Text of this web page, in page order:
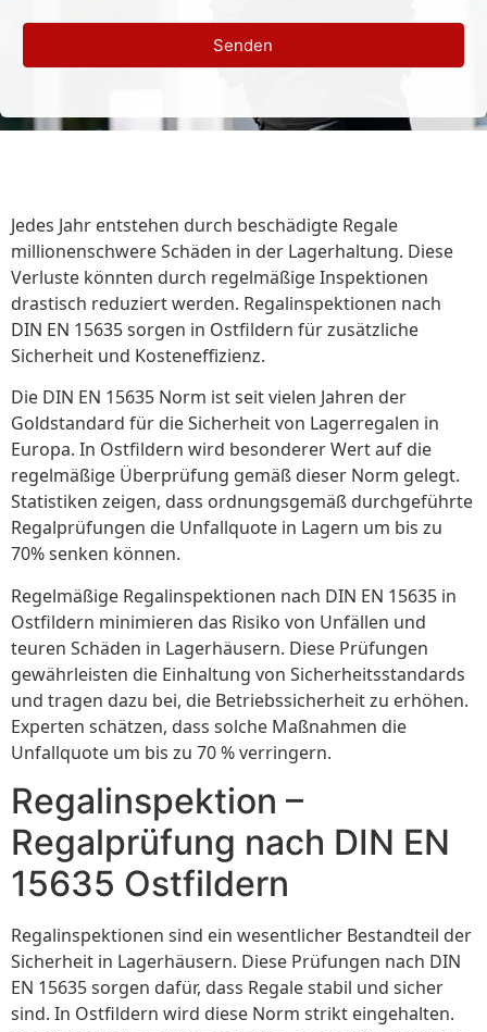
Senden
Jedes Jahr entstehen durch beschädigte Regale
millionenschwere Schäden in der Lagerhaltung. Diese
Verluste könnten durch regelmäßige Inspektionen
drastisch reduziert werden. Regalinspektionen nach
DIN EN 15635 sorgen in Ostfildern für zusätzliche
Sicherheit und Kosteneffizienz.
Die DIN EN 15635 Norm ist seit vielen Jahren der
Goldstandard für die Sicherheit von Lagerregalen in
Europa. In Ostfildern wird besonderer Wert auf die
regelmäßige Überprüfung gemäß dieser Norm gelegt.
Statistiken zeigen, dass ordnungsgemäß durchgeführte
Regalprüfungen die Unfallquote in Lagern um bis zu
70% senken können.
Regelmäßige Regalinspektionen nach DIN EN 15635 in
Ostfildern minimieren das Risiko von Unfällen und
teuren Schäden in Lagerhäusern. Diese Prüfungen
gewährleisten die Einhaltung von Sicherheitsstandards
und tragen dazu bei, die Betriebssicherheit zu erhöhen.
Experten schätzen, dass solche Maßnahmen die
Unfallquote um bis zu 70 % verringern.
Regalinspektion –
Regalprüfung nach DIN EN
15635 Ostfildern
Regalinspektionen sind ein wesentlicher Bestandteil der
Sicherheit in Lagerhäusern. Diese Prüfungen nach DIN
EN 15635 sorgen dafür, dass Regale stabil und sicher
sind. In Ostfildern wird diese Norm strikt eingehalten.